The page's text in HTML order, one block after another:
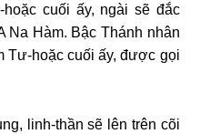
cuối ấy, ngài sẽ đắc
Na Hàm. Bậc Thánh nhân
Tư-hoặc cuối ấy, được gọi
linh-thần sẽ lên trên cõi